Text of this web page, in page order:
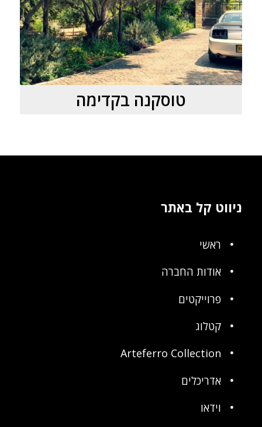
טוסקנה בקדימה
ניווט קל באתר
ראשי
אודות החברה
פרוייקטים
קטלוג
Arteferro Collection
אדריכלים
וידאו